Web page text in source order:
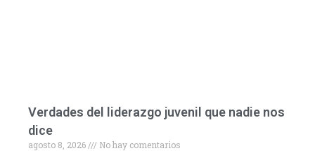
Verdades del liderazgo juvenil que nadie nos
dice
agosto 8, 2026
No hay comentarios